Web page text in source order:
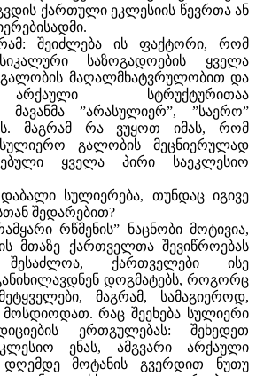
ქართული ეკლესიის წევრთა ან
შეიძლება ის ფაქტორი, რომ
საზოგადოების ყველა
მაღალმხატვრულობით და
სტრუქტურითაა
”არასულიერ”, ”საერო”
მაგრამ რა ვუყოთ იმას, რომ
გალობის მეცნიერულად
ყველა პირი საეკლესიო
სულიერება, თუნდაც იგივე
შედარებით?
რწმენის” ნაცნობი მოტივია,
მთაზე ქართველთა შევიწროებას
ქართველები ისე
დოგმატებს, როგორც
მაგრამ, სამაგიეროდ,
რაც შეეხება სულიერი
ერთგულებას: შეხედეთ
ენას, ამგვარი არქაული
დღემდე მოტანის გვერდით ნუთუ